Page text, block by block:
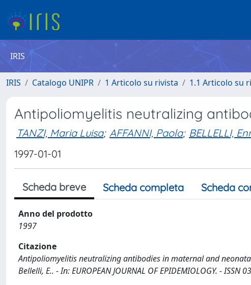
IRIS
IRIS Catalogo UNIPR 1 Articolo su rivista 1.1 Articolo su
Antipoliomyelitis neutralizing
TANZI, Maria Luisa; AFFANNI, Paola; BELLELLI,
1997-01-01
Scheda breve Scheda completa Scheda
Anno del prodotto
1997
Citazione
Antipoliomyelitis neutralizing antibodies in maternal and
Bellelli, E.. - In: EUROPEAN JOURNAL OF EPIDEMIOLOGY. -